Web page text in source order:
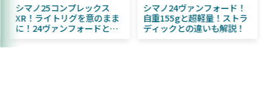
く魚
お
シマノ25コンプレックス
XR！ライトリグを意のまま
に！24ヴァンフォードとの
シマノ24ヴァンフォード
自重155gと超軽量！スト
ディックとの違いも解説